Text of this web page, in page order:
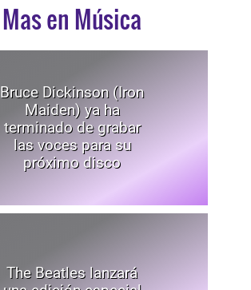
Mas en Música
Bruce Dickinson (Iron
Maiden) ya ha
terminado de grabar
las voces para su
próximo disco
The Beatles lanzará